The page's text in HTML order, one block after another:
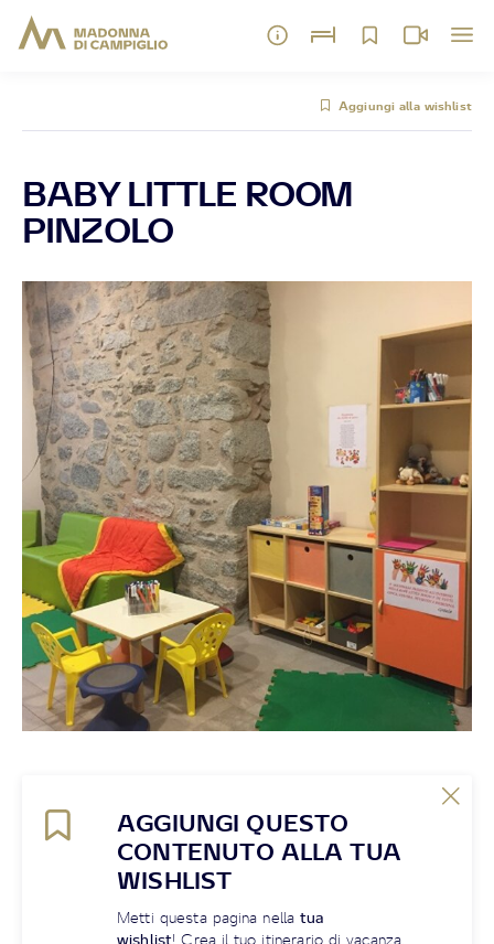
Aggiungi alla wishlist
BABY LITTLE ROOM
PINZOLO
AGGIUNGI QUESTO
CONTENUTO ALLA TUA
WISHLIST
Metti questa pagina nellatua
wishlist! Crea il tuo itinerario di vacanza,